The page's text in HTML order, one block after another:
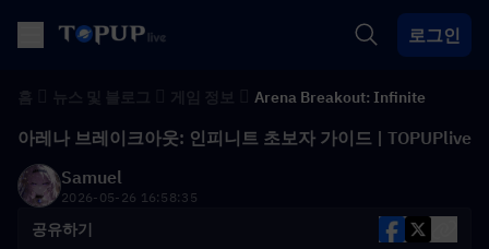
로그인
Arena Breakout: Infinite
아레나 브레이크아웃: 인피니트 초보자 가이드 | TOPUPlive
Samuel
2026-05-26 16:58:35
공유하기